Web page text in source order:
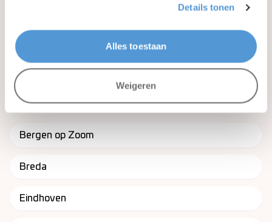
Details tonen
Alles toestaan
Weigeren
In de buurt van Den Bosch
Bergen op Zoom
Breda
Eindhoven